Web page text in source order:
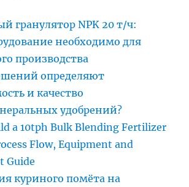
гранулятор NPK 20 т/ч:
необходимо для
производства
определяют
и качество
удобрений?
a 10tph Bulk Blending Fertilizer
Flow, Equipment and
Guide
куриного помёта на